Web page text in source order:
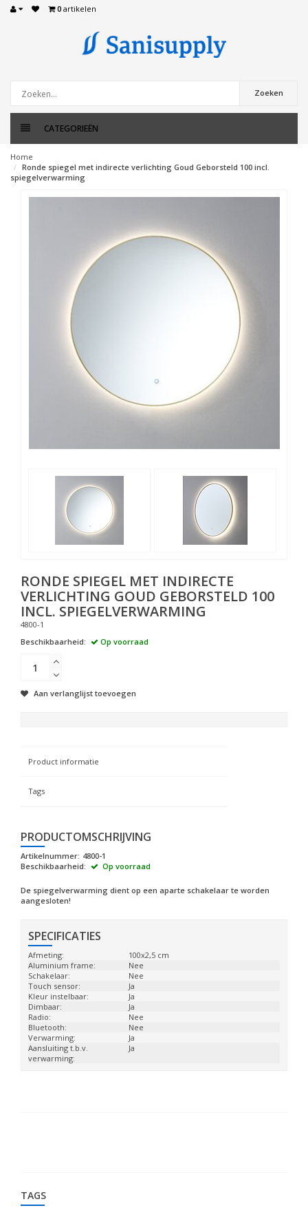
0 artikelen
Zoeken
CATEGORIEËN
Home
Ronde spiegel met indirecte verlichting Goud Geborsteld 100 incl.
spiegelverwarming
RONDE SPIEGEL MET INDIRECTE
VERLICHTING GOUD GEBORSTELD 100
INCL. SPIEGELVERWARMING
4800-1
Beschikbaarheid:
Op voorraad
Aan verlanglijst toevoegen
Product informatie
Tags
PRODUCTOMSCHRIJVING
Artikelnummer: 4800-1
Beschikbaarheid:
Op voorraad
De spiegelverwarming dient op een aparte schakelaar te worden
aangesloten!
SPECIFICATIES
Afmeting:
100x2,5 cm
Aluminium frame:
Nee
Schakelaar:
Nee
Touch sensor:
Ja
Kleur instelbaar:
Ja
Dimbaar:
Ja
Radio:
Nee
Bluetooth:
Nee
Verwarming:
Ja
Aansluiting t.b.v.
verwarming:
Ja
TAGS